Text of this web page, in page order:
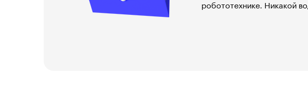
робототехнике. Никакой